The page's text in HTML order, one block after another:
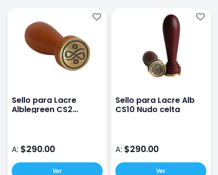
Sello para Lacre
Alblegreen CS2
A: $290.00
Ver
Sello para Lacre Alb
CS10 Nudo celta
A: $290.00
Ver